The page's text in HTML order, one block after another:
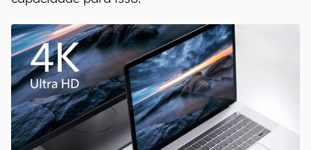
transferência de dados de até 5 Gbps, além de
conexão de internet de até 1 Gbps.
Já para a porta HDMI, é possível colocar até um
segundo monitor com resolução 4K e a 30 FPS.
Vale lembrar, contudo, que é preciso que o
chipset ou GPU dedicada do seu notebook tenha